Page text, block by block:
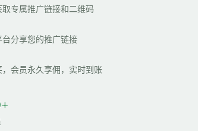
专属推广链接和二维码
分享您的推广链接
会员永久享佣，实时到账